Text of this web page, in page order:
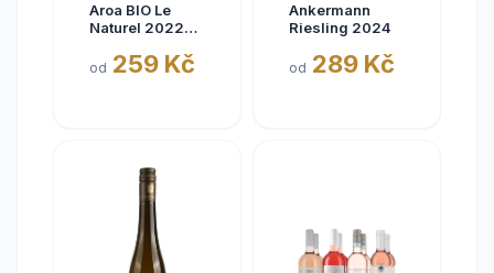
Aroa BIO Le
Naturel 2022
Navarra, bez
od 259 Kč
Ankermann
Riesling 2024
od 289 Kč